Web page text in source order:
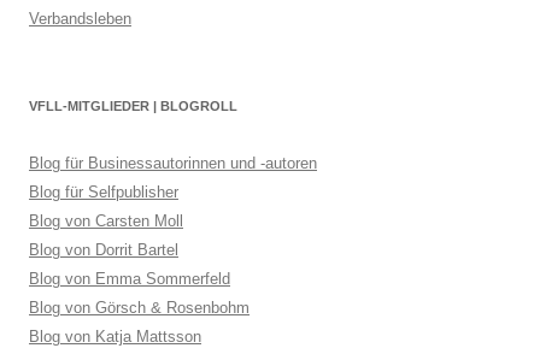
Verbandsleben
VFLL-MITGLIEDER | BLOGROLL
Blog für Businessautorinnen und -autoren
Blog für Selfpublisher
Blog von Carsten Moll
Blog von Dorrit Bartel
Blog von Emma Sommerfeld
Blog von Görsch & Rosenbohm
Blog von Katja Mattsson